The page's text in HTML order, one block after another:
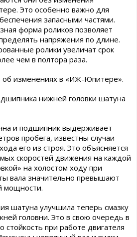
Это особенно важно для
запасными частями.
форма роликов позволяет
напряжения по длине.
ролики увеличат срок
чем в полтора раза.
об изменениях в «ИЖ-Юпитере».
нижней головки шатуна
и подшипник выдерживает
пробега, известны случаи
его из строя. Это объясняется
скоростей движения на каждой
на холостом ходу при
вала значительно превышают
мощности.
шатуна улучшила теперь смазку
головни. Это в свою очередь в
стойкость при работе двигателя